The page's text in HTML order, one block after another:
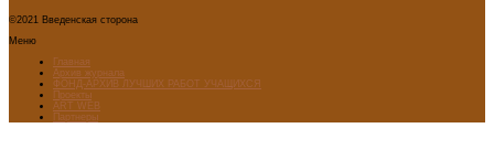
©2021 Введенская сторона
Меню
Главная
Архив журнала
ФОНД-АРХИВ ЛУЧШИХ РАБОТ УЧАЩИХСЯ
Проекты
ART WEB
Партнеры